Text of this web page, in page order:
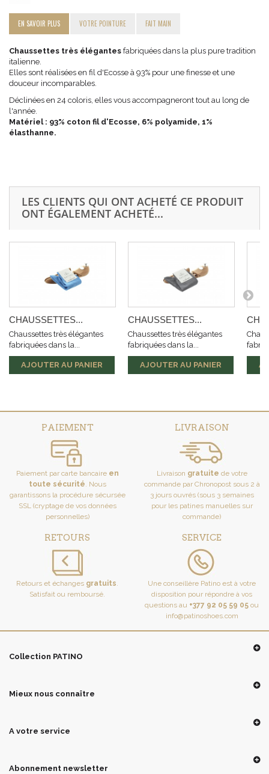
EN SAVOIR PLUS VOTRE POINTURE FAIT MAIN
Chaussettes très élégantes fabriquées dans la plus pure tradition
italienne.
Elles sont réalisées en fil d'Ecosse à 93% pour une finesse et une
douceur incomparables.
Déclinées en 24 coloris, elles vous accompagneront tout au long de
l'année.
Matériel : 93% coton fil d'Ecosse, 6% polyamide, 1%
élasthanne.
LES CLIENTS QUI ONT ACHETÉ CE PRODUIT
ONT ÉGALEMENT ACHETÉ...
CHAUSSETTES...
Chaussettes très élégantes
fabriquées dans la...
AJOUTER AU PANIER
CHAUSSETTES...
Chaussettes très élégantes
fabriquées dans la...
AJOUTER AU PANIER
PAIEMENT
Paiement par carte bancaire en
toute sécurité . Nous
garantissons la procédure sécursée
SSL (cryptage de vos données
personnelles)
LIVRAISON
Livraison gratuite de votre
commande par Chronopost sous 2 à
3 jours ouvrés (sous 3 semaines
pour les patines manuelles sur
commande)
RETOURS
Retours et échanges gratuits
Satisfait ou remboursé.
SERVICE
Une conseillère Patino est à votre
disposition pour répondre à vos
questions au +377 92 05 59 05 ou
info@patinoshoes.com
Collection PATINO
Mieux nous connaître
A votre service
Abonnement newsletter